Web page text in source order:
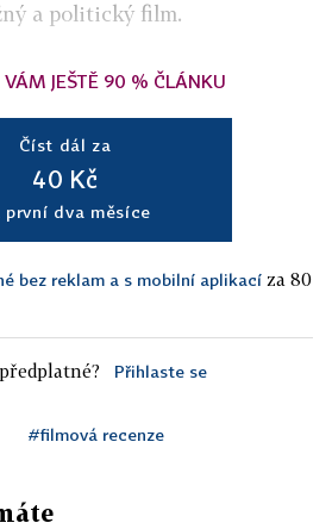
a politický film.
JEŠTĚ 90 % ČLÁNKU
Číst dál za
40 Kč
první dva měsíce
bez reklam a s mobilní aplikací za 80
Přihlaste se
#filmová recenze